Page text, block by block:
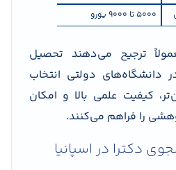
۵۰۰۰ تا ۹۰۰۰ یورو
ترجیح می‌دهند تحصیل
دانشگاه‌های دولتی انتخاب
کیفیت علمی بالا و امکان
را فراهم می‌کنند.
دکترا در اسپانیا